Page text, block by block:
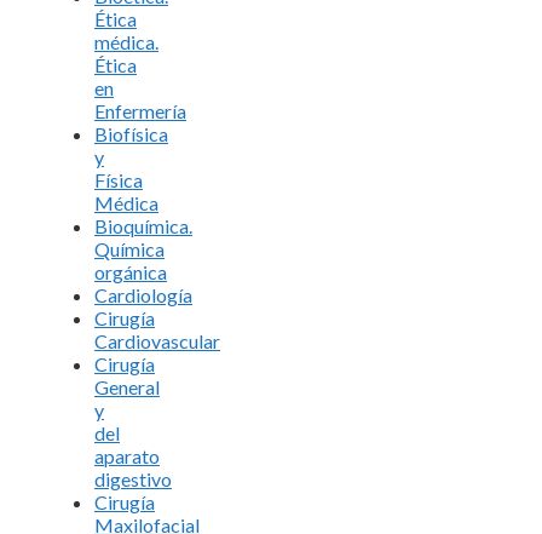
Ética
médica.
Ética
en
Enfermería
Biofísica
y
Física
Médica
Bioquímica.
Química
orgánica
Cardiología
Cirugía
Cardiovascular
Cirugía
General
y
del
aparato
digestivo
Cirugía
Maxilofacial